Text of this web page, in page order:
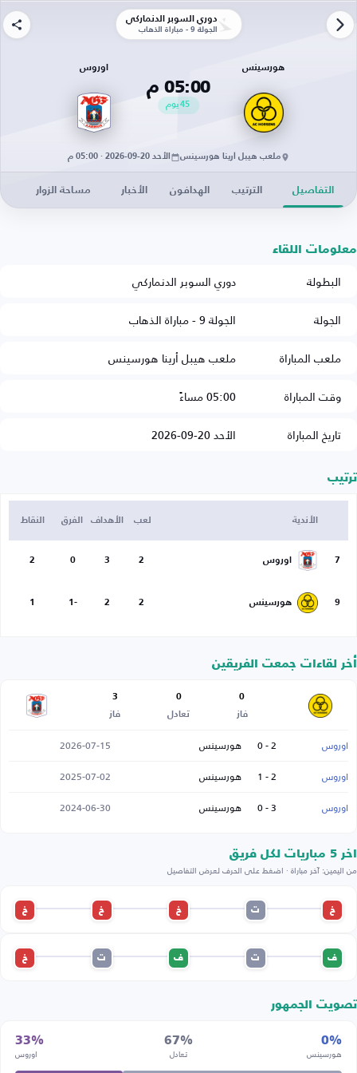
دوري السوبر الدنماركي
الجولة 9 - مباراة الذهاب
هورسينس
05:00 م
45يوم
اوروس
ملعب هيبل أرينا هورسينس الأحد 20-09-2026 · 05:00 م
التفاصيل الترتيب الهدافون الأخبار مساحة الزوار
معلومات اللقاء
البطولة
دوري السوبر الدنماركي
الجولة
الجولة 9 - مباراة الذهاب
ملعب المباراة
ملعب هيبل أرينا هورسينس
وقت المباراة
05:00 مساءً
تاريخ المباراة
الأحد 20-09-2026
ترتيب
الأندية لعب الأهداف الفرق النقاط
7 اوروس 2
3
0
2
9 هورسينس 2
2
-1
1
أخر لقاءات جمعت الفريقين
0
فاز
0
تعادل
3
فاز
اوروس 2 - 0 هورسينس
2026-07-15
اوروس
2 - 1 هورسينس
2025-07-02
اوروس
3 - 0 هورسينس 2024-06-30
اخر 5 مباريات لكل فريق
من اليمين: آخر مباراة · اضغط على الحرف لعرض التفاصيل
خ ت خ خ خ
ف ت ف ت خ
تصويت الجمهور
0%
هورسينس
67%
تعادل
33%
اوروس